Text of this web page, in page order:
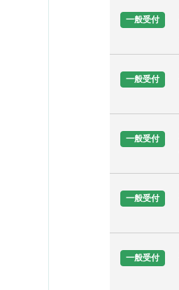
一般受付
一般受付
一般受付
一般受付
一般受付